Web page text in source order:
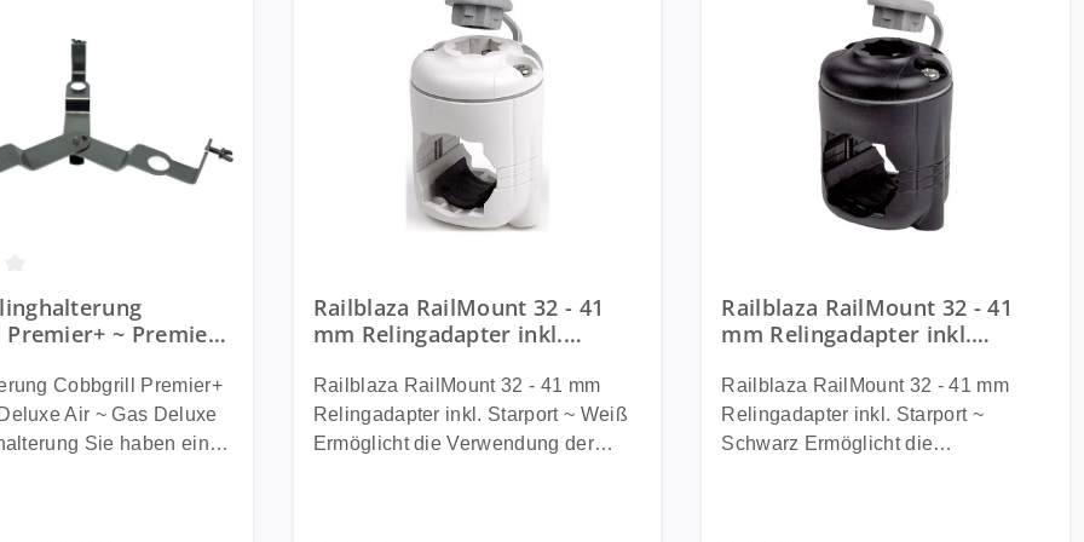
Premier+ ~ Premier
Sternhalterung
Cobbgrill Premier+
Air ~ Gas Deluxe
haben eine
Railblaza RailMount 32 - 41
mm Relingadapter inkl.
Railblaza RailMount 32 - 41 mm
Relingadapter inkl. Starport ~ Weiß
Ermöglicht die Verwendung der
Railblaza RailMount 32 - 41
mm Relingadapter inkl.
Railblaza RailMount 32 - 41 mm
Relingadapter inkl. Starport ~
Schwarz Ermöglicht die